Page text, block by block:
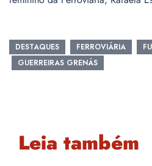
DESTAQUES FERROVIÁRIA
GUERREIRAS GRENÁS
Leia também